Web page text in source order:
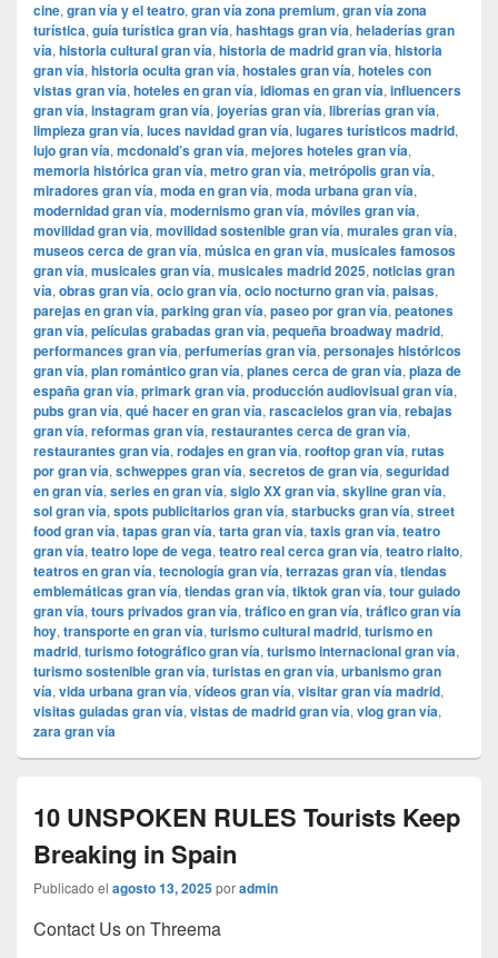
cine, gran vía y el teatro, gran vía zona premium, gran vía zona
turística, guía turística gran vía, hashtags gran vía, heladerías gran
vía, historia cultural gran vía, historia de madrid gran vía, historia
gran vía, historia oculta gran vía, hostales gran vía, hoteles con
vistas gran vía, hoteles en gran vía, idiomas en gran vía, influencers
gran vía, instagram gran vía, joyerías gran vía, librerías gran vía,
limpieza gran vía, luces navidad gran vía, lugares turísticos madrid,
lujo gran vía, mcdonald’s gran vía, mejores hoteles gran vía,
memoria histórica gran vía, metro gran vía, metrópolis gran vía,
miradores gran vía, moda en gran vía, moda urbana gran vía,
modernidad gran vía, modernismo gran vía, móviles gran vía,
movilidad gran vía, movilidad sostenible gran vía, murales gran vía,
museos cerca de gran vía, música en gran vía, musicales famosos
gran vía, musicales gran vía, musicales madrid 2025, noticias gran
vía, obras gran vía, ocio gran vía, ocio nocturno gran vía, paisas,
parejas en gran vía, parking gran vía, paseo por gran vía, peatones
gran vía, películas grabadas gran vía, pequeña broadway madrid,
performances gran vía, perfumerías gran vía, personajes históricos
gran vía, plan romántico gran vía, planes cerca de gran vía, plaza de
españa gran vía, primark gran vía, producción audiovisual gran vía,
pubs gran vía, qué hacer en gran vía, rascacielos gran vía, rebajas
gran vía, reformas gran vía, restaurantes cerca de gran vía,
restaurantes gran vía, rodajes en gran vía, rooftop gran vía, rutas
por gran vía, schweppes gran vía, secretos de gran vía, seguridad
en gran vía, series en gran vía, siglo XX gran vía, skyline gran vía,
sol gran vía, spots publicitarios gran vía, starbucks gran vía, street
food gran vía, tapas gran vía, tarta gran vía, taxis gran vía, teatro
gran vía, teatro lope de vega, teatro real cerca gran vía, teatro rialto,
teatros en gran vía, tecnología gran vía, terrazas gran vía, tiendas
emblemáticas gran vía, tiendas gran vía, tiktok gran vía, tour guiado
gran vía, tours privados gran vía, tráfico en gran vía, tráfico gran vía
hoy, transporte en gran vía, turismo cultural madrid, turismo en
madrid, turismo fotográfico gran vía, turismo internacional gran vía,
turismo sostenible gran vía, turistas en gran vía, urbanismo gran
vía, vida urbana gran vía, vídeos gran vía, visitar gran vía madrid,
visitas guiadas gran vía, vistas de madrid gran vía, vlog gran vía,
zara gran vía
10 UNSPOKEN RULES Tourists Keep
Breaking in Spain
Publicado el agosto 13, 2025poradmin
Contact Us on Threema